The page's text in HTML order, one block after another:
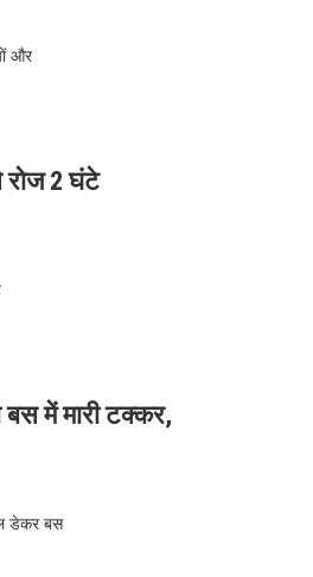
और
2 घंटे
में मारी टक्कर,
डेकर बस